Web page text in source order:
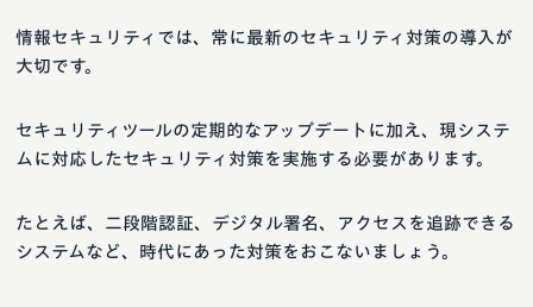
情報セキュリティでは、常に最新のセキュリティ対策の導入が
大切です。
セキュリティツールの定期的なアップデートに加え、現システ
ムに対応したセキュリティ対策を実施する必要があります。
たとえば、二段階認証、デジタル署名、アクセスを追跡できる
システムなど、時代にあった対策をおこないましょう。